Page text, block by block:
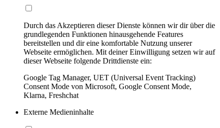
Durch das Akzeptieren dieser Dienste können wir dir über die
grundlegenden Funktionen hinausgehende Features
bereitstellen und dir eine komfortable Nutzung unserer
Webseite ermöglichen. Mit deiner Einwilligung setzen wir auf
dieser Webseite folgende Drittdienste ein:
Google Tag Manager, UET (Universal Event Tracking)
Consent Mode von Microsoft, Google Consent Mode,
Klarna, Freshchat
Externe Medieninhalte